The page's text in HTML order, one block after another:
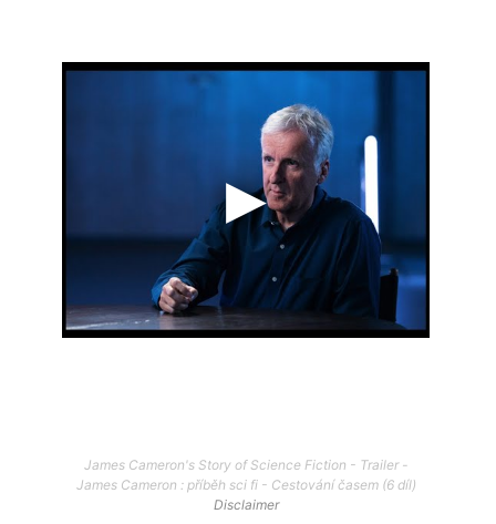
James Cameron's Story of Science Fiction - Trailer -
James Cameron : příběh sci fi - Cestování časem (6 díl)
Disclaimer